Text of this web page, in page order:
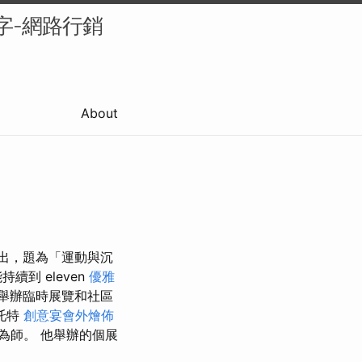
-網路行銷
About
，題為「運動與沉
續到 eleven 優雅
辦臨時展覽和社區
特 創意宴會外燴佈
師。 他舉辦的個展